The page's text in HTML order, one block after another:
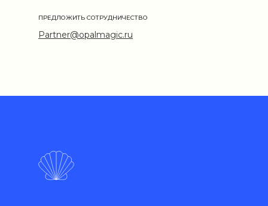
Partner@opalmagic.ru
ПРЕДЛОЖИТЬ СОТРУДНИЧЕСТВО